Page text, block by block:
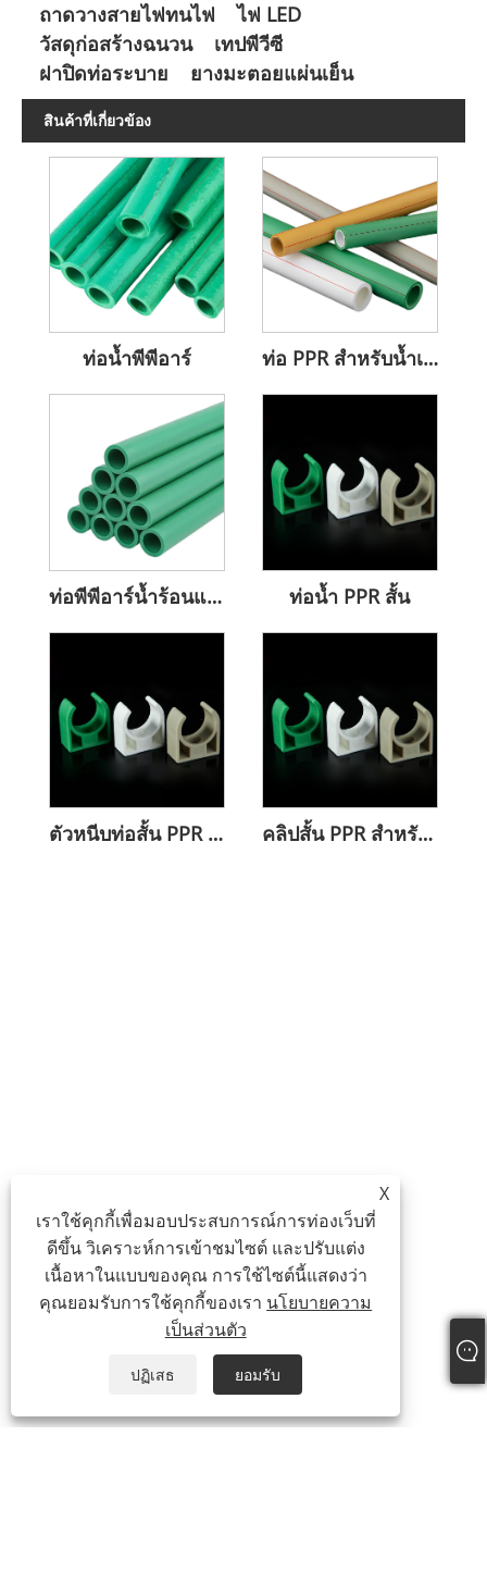
ถาดวางสายไฟทนไฟ
ไฟ LED
วัสดุก่อสร้างฉนวน
เทปพีวีซี
ฝาปิดท่อระบาย
ยางมะตอยแผ่นเย็น
สินค้าที่เกี่ยวข้อง
ท่อน้ำพีพีอาร์ ท่อ PPR สำหรับน้ำเย็นและน้ำร้อน
ท่อพีพีอาร์น้ำร้อนและน้ำเย็น ท่อน้ำ PPR สั้น
ตัวหนีบท่อสั้น PPR สำหรับท่อน้ำ คลิปสั้น PPR สำหรับการตรึงท่อ
X
เราใช้คุกกี้เพื่อมอบประสบการณ์การท่องเว็บที่
ดีขึ้น วิเคราะห์การเข้าชมไซต์ และปรับแต่ง
เนื้อหาในแบบของคุณ การใช้ไซต์นี้แสดงว่า
คุณยอมรับการใช้คุกกี้ของเรา นโยบายความ
เป็นส่วนตัว
ปฏิเสธ ยอมรับ